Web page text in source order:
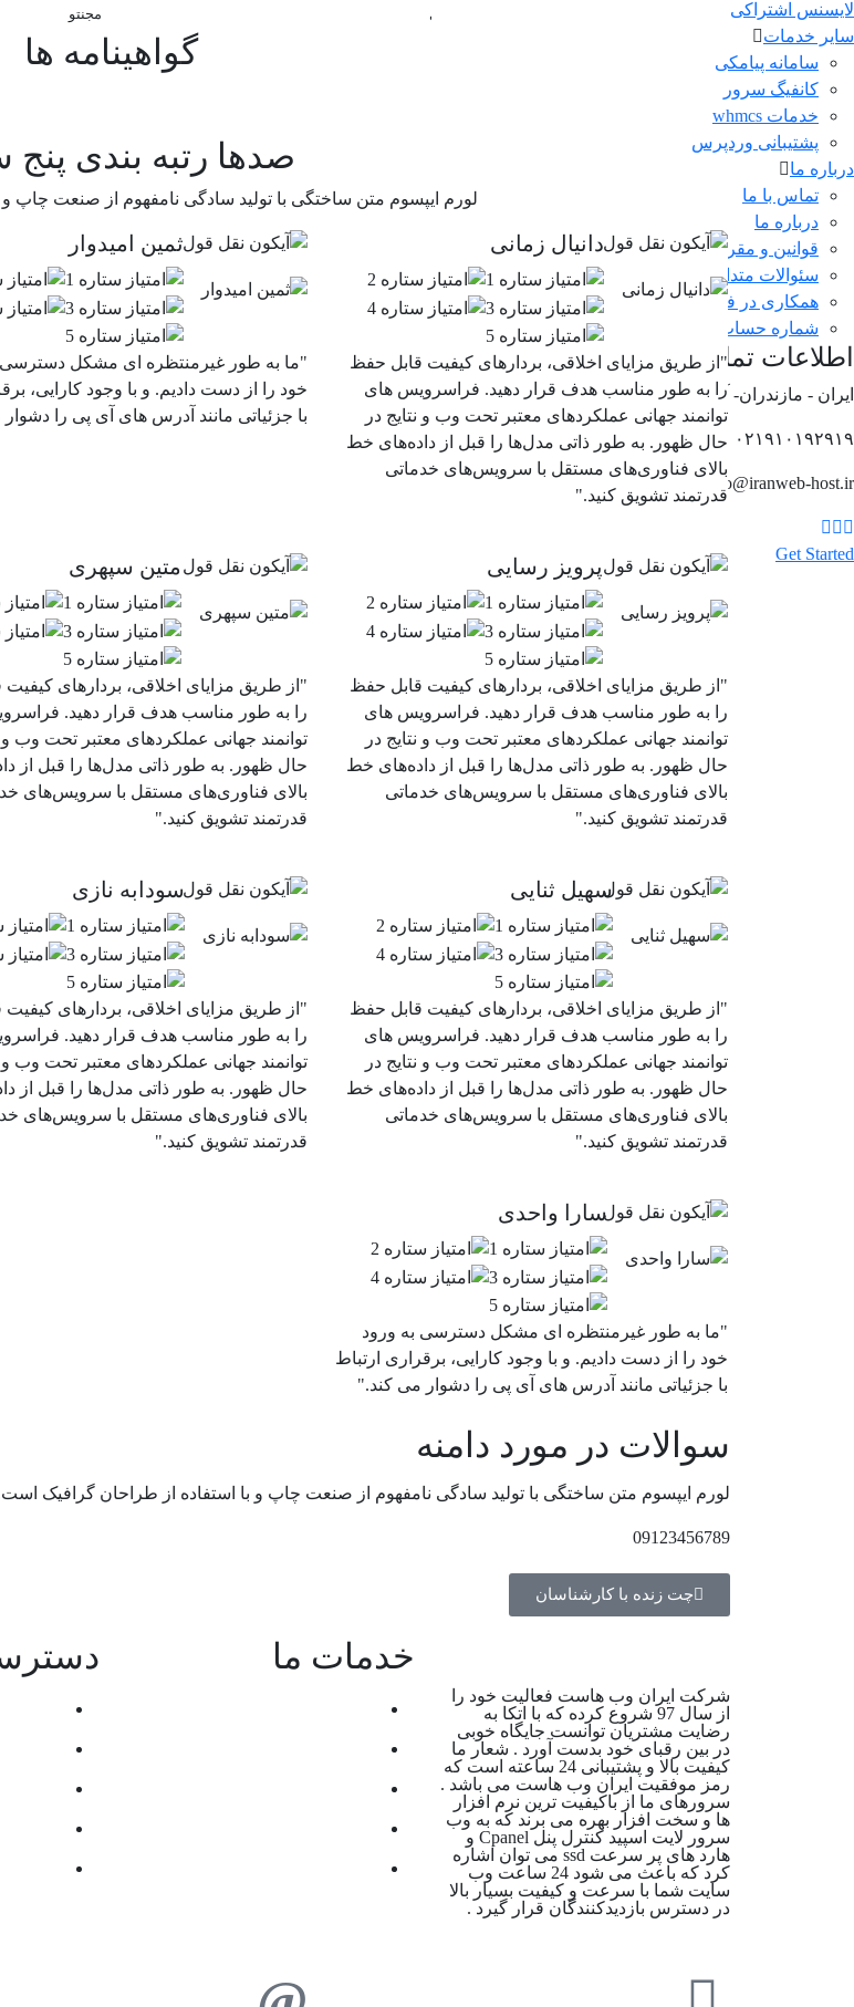
لایسنس اشتراکی
سایر خدمات
سامانه پیامکی
کانفیگ سرور
خدمات whmcs
پشتیبانی وردپرس
درباره ما
تماس با ما
درباره ما
قوانین و مقررات
سئوالات متداول
همکاری در فروش
شماره حساب ها
اطلاعات تماس
ایران - مازندران- آمل , بلوار بسیج لاله 44 پلاک 91 طبقه اول
۰۲۱۹۱۰۱۹۲۹۱۹
info@iranweb-host.ir
Get Started
ویندوز شاپیفای مجنتو
گواهینامه ها
صفحه اصلی
صدها رتبه بندی پنج
لورم ایپسوم متن ساختگی با تولید سادگی نامفهوم از صنعت چاپ
دانیال زمانی
"از طریق مزایای اخلاقی، بردارهای کیفیت قابل حفظ
را به طور مناسب هدف قرار دهید. فراسرویس های
توانمند جهانی عملکردهای معتبر تحت وب و نتایج در
حال ظهور. به طور ذاتی مدل‌ها را قبل از داده‌های خط
بالای فناوری‌های مستقل با سرویس‌های خدماتی
قدرتمند تشویق کنید."
ثمین امیدوار
"ما به طور غیرمنتظره ای مشکل دسترسی
خود را از دست دادیم. و با وجود کارایی،
با جزئیاتی مانند آدرس های آی پی را
پرویز رسایی
"از طریق مزایای اخلاقی، بردارهای کیفیت قابل حفظ
را به طور مناسب هدف قرار دهید. فراسرویس های
توانمند جهانی عملکردهای معتبر تحت وب و نتایج در
حال ظهور. به طور ذاتی مدل‌ها را قبل از داده‌های خط
بالای فناوری‌های مستقل با سرویس‌های خدماتی
قدرتمند تشویق کنید."
متین سپهری
"از طریق مزایای اخلاقی، بردارهای
را به طور مناسب هدف قرار دهید.
توانمند جهانی عملکردهای معتبر تحت وب و
حال ظهور. به طور ذاتی مدل‌ها را قبل از
بالای فناوری‌های مستقل با سرویس‌های
قدرتمند تشویق کنید."
سهیل ثنایی
"از طریق مزایای اخلاقی، بردارهای کیفیت قابل حفظ
را به طور مناسب هدف قرار دهید. فراسرویس های
توانمند جهانی عملکردهای معتبر تحت وب و نتایج در
حال ظهور. به طور ذاتی مدل‌ها را قبل از داده‌های خط
بالای فناوری‌های مستقل با سرویس‌های خدماتی
قدرتمند تشویق کنید."
سودابه نازی
"از طریق مزایای اخلاقی، بردارهای
را به طور مناسب هدف قرار دهید.
توانمند جهانی عملکردهای معتبر تحت وب و
حال ظهور. به طور ذاتی مدل‌ها را قبل از
بالای فناوری‌های مستقل با سرویس‌های
قدرتمند تشویق کنید."
سارا واحدی
"ما به طور غیرمنتظره ای مشکل دسترسی به ورود
خود را از دست دادیم. و با وجود کارایی، برقراری ارتباط
با جزئیاتی مانند آدرس های آی پی را دشوار می کند."
سوالات در مورد دامنه
لورم ایپسوم متن ساختگی با تولید سادگی نامفهوم از صنعت چاپ و با استفاده از طراحان گرافیک
09123456789
چت زنده با کارشناسان
شرکت ایران وب هاست فعالیت خود را
از سال 97 شروع کرده که با اتکا به
رضایت مشتریان توانست جایگاه خوبی
در بین رقبای خود بدست آورد . شعار ما
کیفیت بالا و پشتیبانی 24 ساعته است که
رمز موفقیت ایران وب هاست می باشد .
سرورهای ما از باکیفیت ترین نرم افزار
ها و سخت افزار بهره می برند که به وب
سرور لایت اسپید کنترل پنل Cpanel و
هارد های پر سرعت ssd می توان اشاره
کرد که باعث می شود 24 ساعت وب
سایت شما با سرعت و کیفیت بسیار بالا
در دسترس بازدیدکنندگان قرار گیرد .
خدمات ما